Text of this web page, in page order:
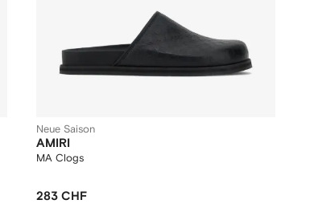
Neue Saison
AMIRI
MA Clogs
283 CHF